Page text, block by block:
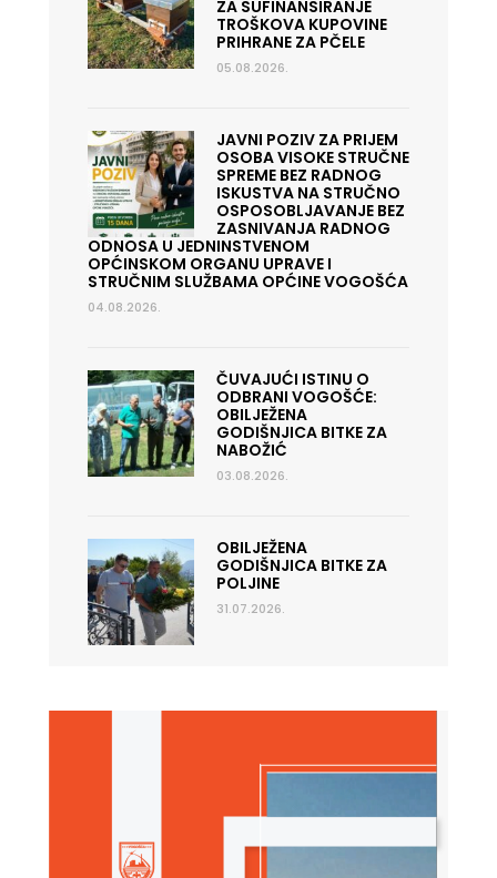
ZA SUFINANSIRANJE
TROŠKOVA KUPOVINE
PRIHRANE ZA PČELE
05.08.2026.
JAVNI POZIV ZA PRIJEM
OSOBA VISOKE STRUČNE
SPREME BEZ RADNOG
ISKUSTVA NA STRUČNO
OSPOSOBLJAVANJE BEZ
ZASNIVANJA RADNOG
ODNOSA U JEDNINSTVENOM
OPĆINSKOM ORGANU UPRAVE I
STRUČNIM SLUŽBAMA OPĆINE VOGOŠĆA
04.08.2026.
ČUVAJUĆI ISTINU O
ODBRANI VOGOŠĆE:
OBILJEŽENA
GODIŠNJICA BITKE ZA
NABOŽIĆ
03.08.2026.
OBILJEŽENA
GODIŠNJICA BITKE ZA
POLJINE
31.07.2026.